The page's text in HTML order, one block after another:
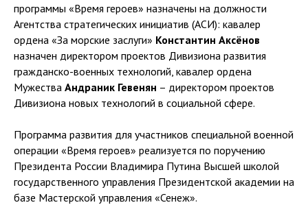
программы «Время героев» назначены на должности
Агентства стратегических инициатив (АСИ): кавалер
ордена «За морские заслуги» Константин Аксёнов
назначен директором проектов Дивизиона развития
гражданско-военных технологий, кавалер ордена
Мужества Андраник Гевенян – директором проектов
Дивизиона новых технологий в социальной сфере.
Программа развития для участников специальной военной
операции «Время героев» реализуется по поручению
Президента России Владимира Путина Высшей школой
государственного управления Президентской академии на
базе Мастерской управления «Сенеж».